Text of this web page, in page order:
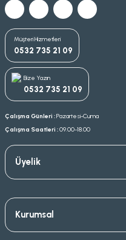
Müşteri Hizmetleri
0532 735 21 09
Bize Yazın
0532 735 21 09
Çalışma Günleri :Pazartesi-Cuma
Çalışma Saatleri :09.00-18.00
Üyelik
Kurumsal